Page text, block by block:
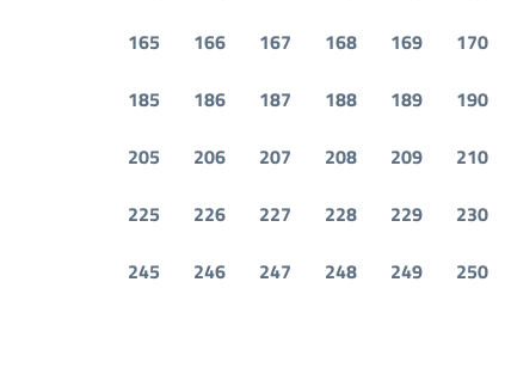
165
166 167 168 169 170
185
186 187 188 189 190
205
206 207 208 209 210
225
226 227 228 229 230
245
246 247 248 249 250